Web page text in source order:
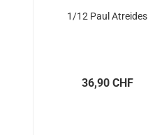
1/12 Paul Atreides
36,90 CHF